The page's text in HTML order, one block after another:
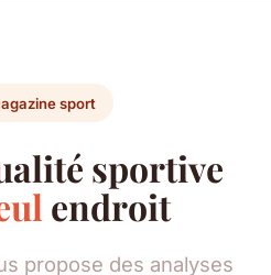
sport
sportive
endroit
propose des analyses